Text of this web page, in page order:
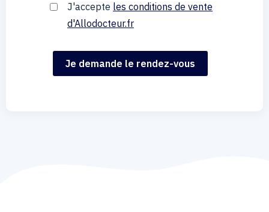
J'accepte les conditions de vente
d'Allodocteur.fr